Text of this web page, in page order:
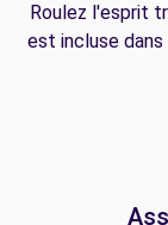
Roulez l'esprit
est incluse